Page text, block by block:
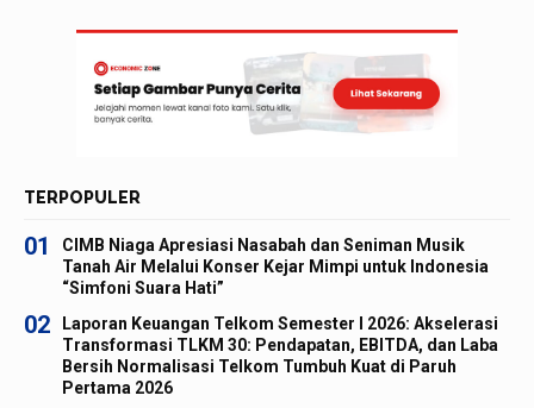
TERPOPULER
01
CIMB Niaga Apresiasi Nasabah dan Seniman Musik
Tanah Air Melalui Konser Kejar Mimpi untuk Indonesia
“Simfoni Suara Hati”
02
Laporan Keuangan Telkom Semester I 2026: Akselerasi
Transformasi TLKM 30: Pendapatan, EBITDA, dan Laba
Bersih Normalisasi Telkom Tumbuh Kuat di Paruh
Pertama 2026